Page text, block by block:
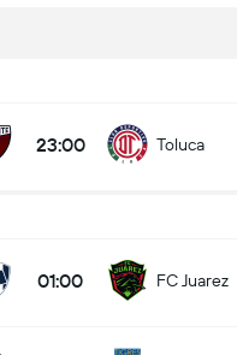
23:00 Toluca
01:00 FC Juarez